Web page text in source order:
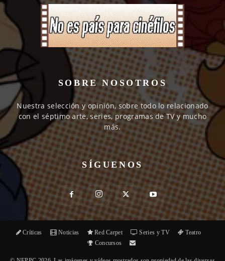
SOBRE NOSOTROS
Nuestra selección y opinión, sobre todo lo relacionado
con el séptimo arte, series, programas de TV y mucho
más.
SÍGUENOS
Críticas Noticias Red Carpet Series y TV
Teatro
Concursos